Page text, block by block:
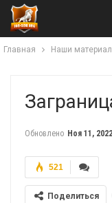
Главная Наши
Обновлено Ноя 11, 2022
521
Поделиться